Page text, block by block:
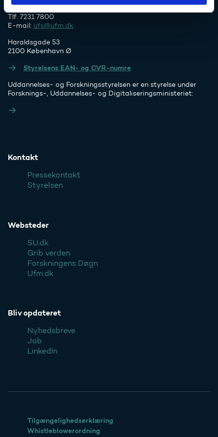
Tlf. 7231 7800
E-mail: ufs@ufm.dk
Haraldsgade 53
2100 København Ø
Styrelsens EAN- og CVR-numre
Uddannelses- og Forskningsstyrelsen er en styrelse under
Forsknings-, Uddannelses- og Digitaliseringsministeriet:
Kontakt
Pressekontakt
Styrelsen
Websteder
SU.dk
Grib verden
Forskningens Døgn
Ufm.dk
Bliv opdateret
Nyhedsbreve
Job
LinkedIn
Tilgængelighedserklæring
Whistleblowerordning